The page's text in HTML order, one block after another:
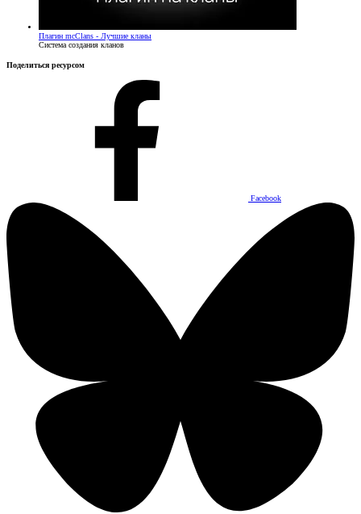
Плагин mcClans - Лучшие кланы
Система создания кланов
Поделиться ресурсом
Facebook